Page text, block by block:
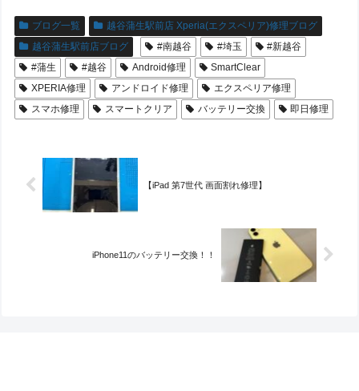
ブログ一覧
越谷蒲生駅前店 Xperia(エクスペリア)修理ブログ
越谷蒲生駅前店ブログ
#南越谷 #埼玉
#新越谷
#蒲生
#越谷 Android修理
SmartClear
XPERIA修理
アンドロイド修理
エクスペリア修理
スマホ修理
スマートクリア バッテリー交換 即日修理
【iPad 第7世代 画面割れ修理】
iPhone11のバッテリー交換！！